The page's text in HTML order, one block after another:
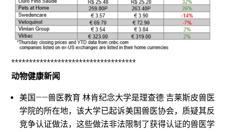
***********************************
动物健康新闻
美国——兽医教育 林肯纪念大学是理查德·吉莱斯皮兽医
学院的所在地，该大学已起诉美国兽医协会，质疑其反
竞争认证做法，这些做法非法限制了获得认证的兽医学